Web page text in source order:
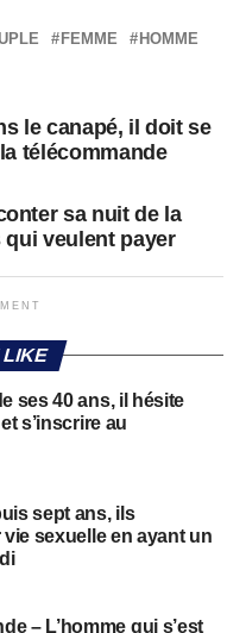
FEMME
HOMME
le canapé, il doit se
télécommande
sa nuit de la
veulent payer
LIKE
ses 40 ans, il hésite
s’inscrire au
sept ans, ils
sexuelle en ayant un
– L’homme qui s’est